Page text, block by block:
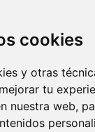
cookies
y otras
tu
nuestra web,
santa-maría